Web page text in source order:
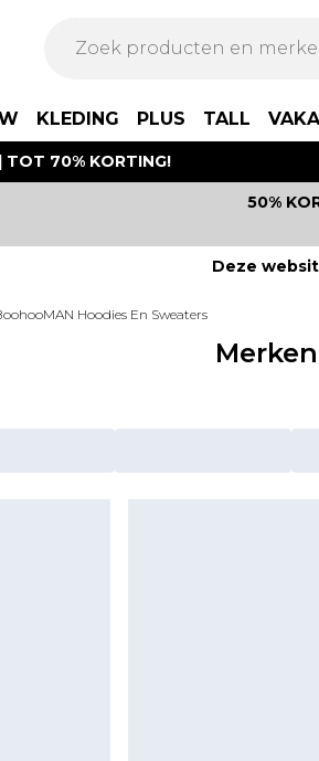
KLEDING PLUS TALL
TOT 70% KORTING!
50%
Deze
Hoodies En Sweaters